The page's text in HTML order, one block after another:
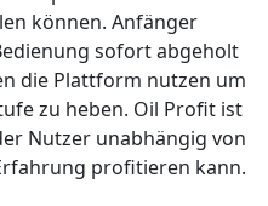
können. Anfänger
sofort abgeholt
die Plattform nutzen um
zu heben. Oil Profit ist
Nutzer unabhängig von
profitieren kann.